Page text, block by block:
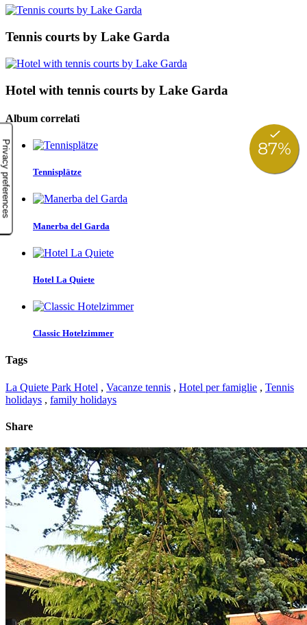
Tennis courts by Lake Garda
Hotel with tennis courts by Lake Garda
Album correlati
Tennisplätze
Manerba del Garda
Hotel La Quiete
Classic Hotelzimmer
Tags
La Quiete Park Hotel , Vacanze tennis , Hotel per famiglie , Tennis
holidays , family holidays
Share